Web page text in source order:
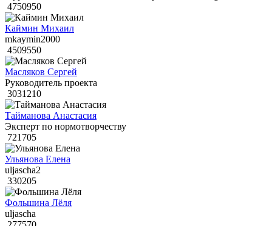
4750950
Каймин Михаил
mkaymin2000
4509550
Масляков Сергей
Руководитель проекта
3031210
Тайманова Анастасия
Эксперт по нормотворчеству
721705
Ульянова Елена
uljascha2
330205
Фольшина Лёля
uljascha